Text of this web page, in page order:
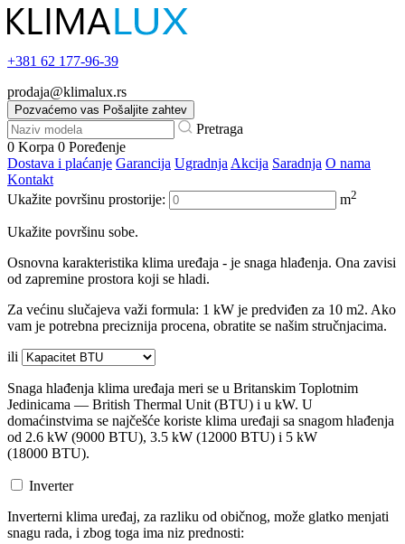
+381 62 177-96-39
prodaja@klimalux.rs
Pozvaćemo vas Pošaljite zahtev
Pretraga
0 Korpa 0 Poređenje
Dostava i plaćanje Garancija Ugradnja Akcija Saradnja O nama
Kontakt
Ukažite površinu prostorije:
m2
Ukažite površinu sobe.
Osnovna karakteristika klima uređaja - je snaga hlađenja. Ona zavisi
od zapremine prostora koji se hladi.
Za većinu slučajeva važi formula: 1 kW je predviđen za 10 m2. Ako
vam je potrebna preciznija procena, obratite se našim stručnjacima.
ili
Snaga hlađenja klima uređaja meri se u Britanskim Toplotnim
Jedinicama — British Thermal Unit (BTU) i u kW. U
domaćinstvima se najčešće koriste klima uređaji sa snagom hlađenja
od 2.6 kW (9000 BTU), 3.5 kW (12000 BTU) i 5 kW
(18000 BTU).
Inverter
Inverterni klima uređaj, za razliku od običnog, može glatko menjati
snagu rada, i zbog toga ima niz prednosti: